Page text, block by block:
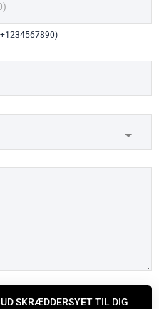
SKRÆDDERSYET TIL DIG